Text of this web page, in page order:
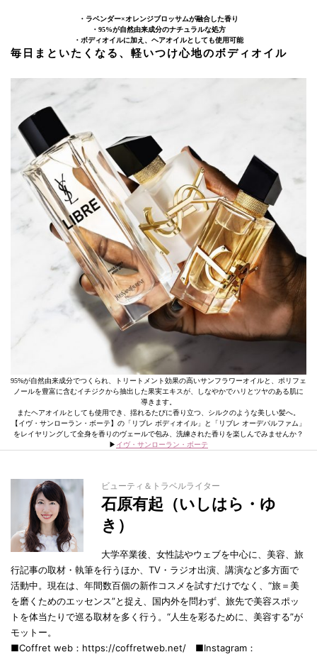
・ラベンダー×オレンジブロッサムが融合した香り
・95%が自然由来成分のナチュラルな処方
・ボディオイルに加え、ヘアオイルとしても使用可能
毎日まといたくなる、軽いつけ心地のボディオイル
95%が自然由来成分でつくられ、トリートメント効果の高いサンフラワーオイルと、ポリフェ
ノールを豊富に含むイチジクから抽出した果実エキスが、しなやかでハリとツヤのある肌に
導きます。
またヘアオイルとしても使用でき、揺れるたびに香り立つ、シルクのような美しい髪へ。
【イヴ・サンローラン・ボーテ】の「リブレ ボディオイル」と「リブレ オーデパルファム」
をレイヤリングして全身を香りのヴェールで包み、洗練された香りを楽しんでみませんか？
▶ イヴ・サンローラン・ボーテ
ビューティ＆トラベルライター
石原有起（いしはら・ゆ
き）
大学卒業後、女性誌やウェブを中心に、美容、旅
行記事の取材・執筆を行うほか、TV・ラジオ出演、講演など多方面で
活動中。現在は、年間数百個の新作コスメを試すだけでなく、“旅＝美
を磨くためのエッセンス”と捉え、国内外を問わず、旅先で美容スポッ
トを体当たりで巡る取材を多く行う。“人生を彩るために、美容する”が
モットー。
■Coffret web：https://coffretweb.net/ ■Instagram：